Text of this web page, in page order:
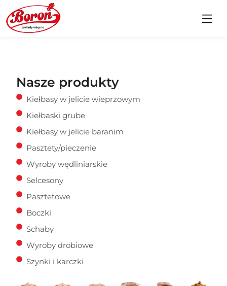
Nasze produkty
Kiełbasy w jelicie wieprzowym
Kiełbaski grube
Kiełbasy w jelicie baranim
Pasztety/pieczenie
Wyroby wędliniarskie
Selcesony
Pasztetowe
Boczki
Schaby
Wyroby drobiowe
Szynki i karczki